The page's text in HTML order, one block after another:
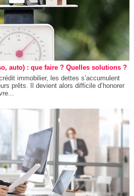
auto) : que faire ? Quelles solutions ?
immobilier, les dettes s’accumulent
prêts. Il devient alors difficile d’honorer